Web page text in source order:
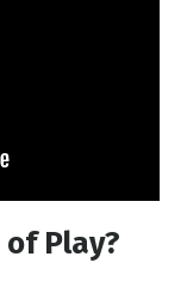
Play?